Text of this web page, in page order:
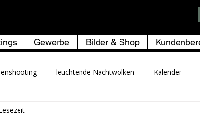
Gewerbe Bilder & Shop
leuchtende Nachtwolken Kalender